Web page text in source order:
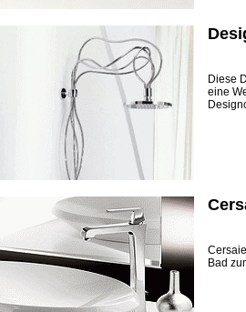
Diese
eine
Bad